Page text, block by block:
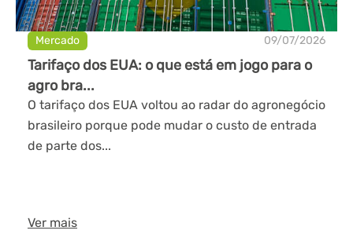
Mercado 09/07/2026
Tarifaço dos EUA: o que está em jogo para o
agro bra...
O tarifaço dos EUA voltou ao radar do agronegócio
brasileiro porque pode mudar o custo de entrada
de parte dos...
Ver mais